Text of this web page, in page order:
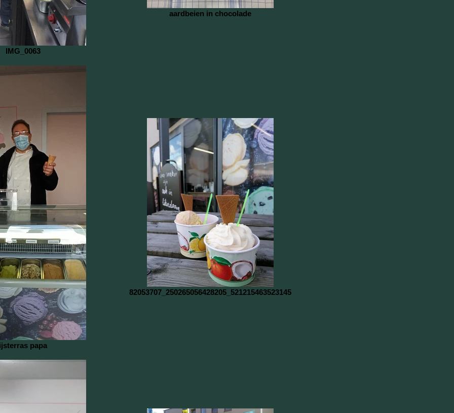
IMG_0063
aardbeien in chocolade
papa
82053707_250265056428205_521215463523145